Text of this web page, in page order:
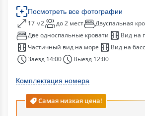
Посмотреть все фотографии
17 м2 до 2 мест
Двуспальная
Две односпальные кровати
Вид на
Частичный вид на море
Вид на
Заезд 14:00
Выезд 12:00
Комплектация номера
Самая низкая цена!